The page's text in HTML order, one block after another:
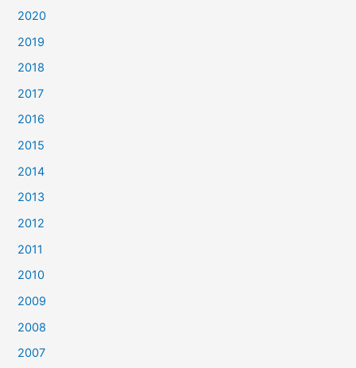
2020
2019
2018
2017
2016
2015
2014
2013
2012
2011
2010
2009
2008
2007